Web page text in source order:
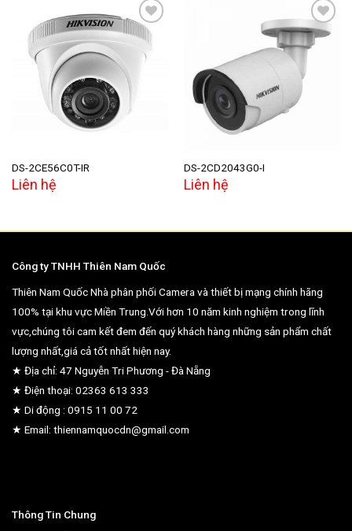
Add to
DS-2CE56C0T-IR
Liên hệ
wishlist
DS-2CD2043G0-I
Liên hệ
Công ty TNHH Thiên Nam Quốc
Thiên Nam Quốc Nhà phân phối Camera và thiết bị mạng chính hãng
100% tại khu vực Miền Trung.Với hơn 10 năm kinh nghiệm trong lĩnh
vực,chúng tôi cam kết đem đến quý khách hàng những sản phẩm chất
lượng nhất,giá cả tốt nhất hiện nay.
★ Địa chỉ: 47 Nguyễn Tri Phương - Đà Nẵng
★ Điện thoại: 02363 613 333
★ Di động : 0915 11 00 72
★ Email: thiennamquocdn@gmail.com
Thông Tin Chung